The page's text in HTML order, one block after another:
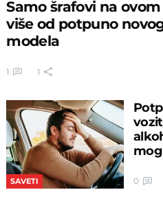
Samo šrafovi na
više od potpuno
modela
1 1
SAVETI 0